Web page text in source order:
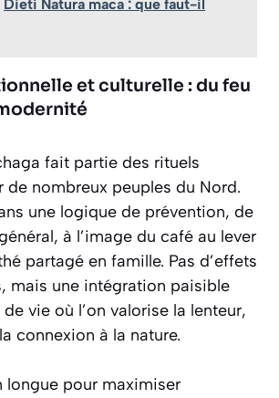
Dieti Natura maca : que faut-il
et culturelle : du feu
fait partie des rituels
de nombreux peuples du Nord.
une logique de prévention, de
à l’image du café au lever
partagé en famille. Pas d’effets
mais une intégration paisible
vie où l’on valorise la lenteur,
connexion à la nature.
longue pour maximiser